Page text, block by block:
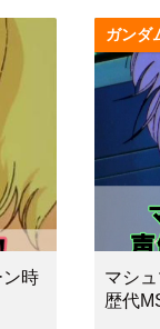
時
ガンダ
マシ
歴代